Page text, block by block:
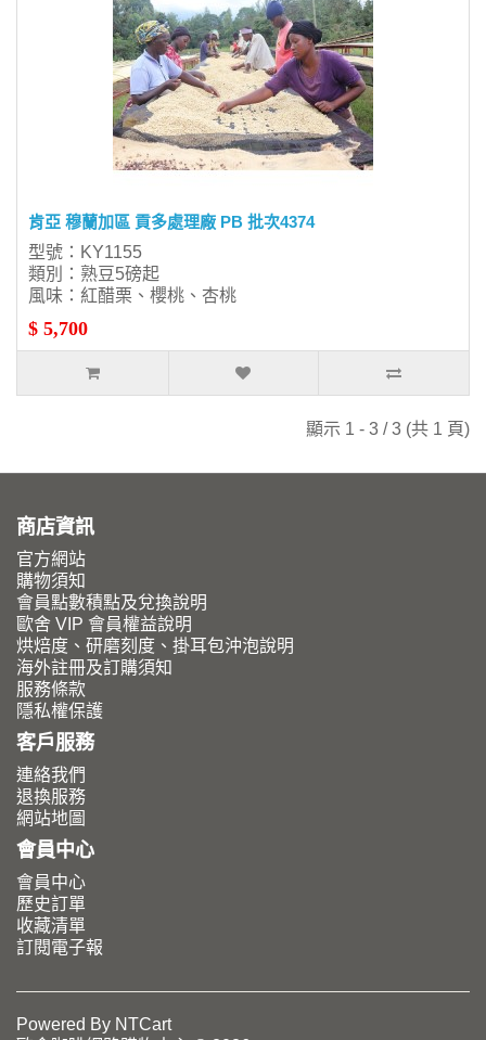
肯亞 穆蘭加區 貢多處理廠 PB 批次4374
型號：KY1155
類別：熟豆5磅起
風味：紅醋栗、櫻桃、杏桃
$ 5,700
顯示 1 - 3 / 3 (共 1 頁)
商店資訊
官方網站
購物須知
會員點數積點及兌換說明
歐舍 VIP 會員權益說明
烘焙度、研磨刻度、掛耳包沖泡說明
海外註冊及訂購須知
服務條款
隱私權保護
客戶服務
連絡我們
退換服務
網站地圖
會員中心
會員中心
歷史訂單
收藏清單
訂閱電子報
Powered By NTCart